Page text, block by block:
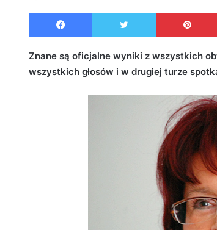
d
m
Facebook Twitter
Znane są oficjalne wyniki z wszystkich
wszystkich głosów i w drugiej turze